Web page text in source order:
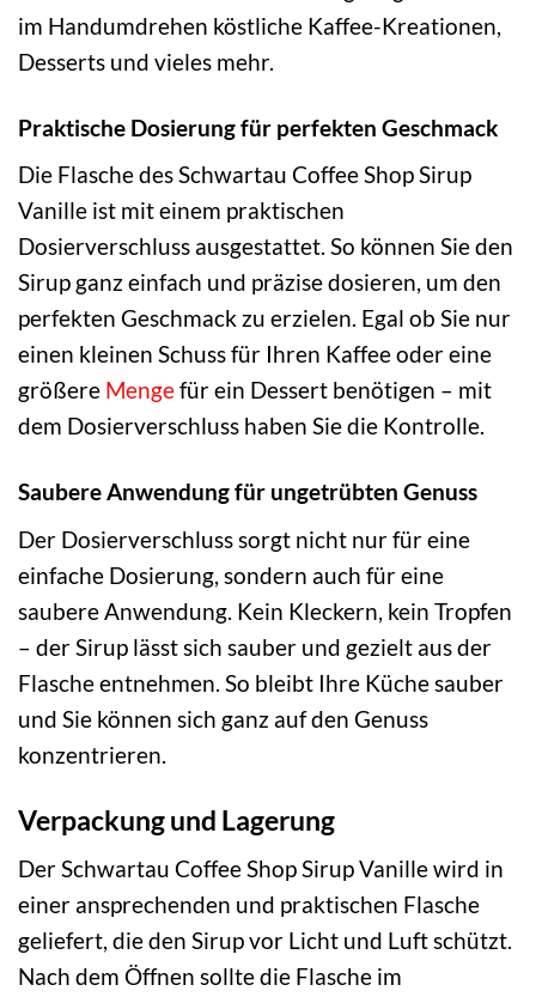
im Handumdrehen köstliche Kaffee-Kreationen,
Desserts und vieles mehr.
Praktische Dosierung für perfekten Geschmack
Die Flasche des Schwartau Coffee Shop Sirup
Vanille ist mit einem praktischen
Dosierverschluss ausgestattet. So können Sie den
Sirup ganz einfach und präzise dosieren, um den
perfekten Geschmack zu erzielen. Egal ob Sie nur
einen kleinen Schuss für Ihren Kaffee oder eine
größere Mengefür ein Dessert benötigen – mit
dem Dosierverschluss haben Sie die Kontrolle.
Saubere Anwendung für ungetrübten Genuss
Der Dosierverschluss sorgt nicht nur für eine
einfache Dosierung, sondern auch für eine
saubere Anwendung. Kein Kleckern, kein Tropfen
– der Sirup lässt sich sauber und gezielt aus der
Flasche entnehmen. So bleibt Ihre Küche sauber
und Sie können sich ganz auf den Genuss
konzentrieren.
Verpackung und Lagerung
Der Schwartau Coffee Shop Sirup Vanille wird in
einer ansprechenden und praktischen Flasche
geliefert, die den Sirup vor Licht und Luft schützt.
Nach dem Öffnen sollte die Flasche im